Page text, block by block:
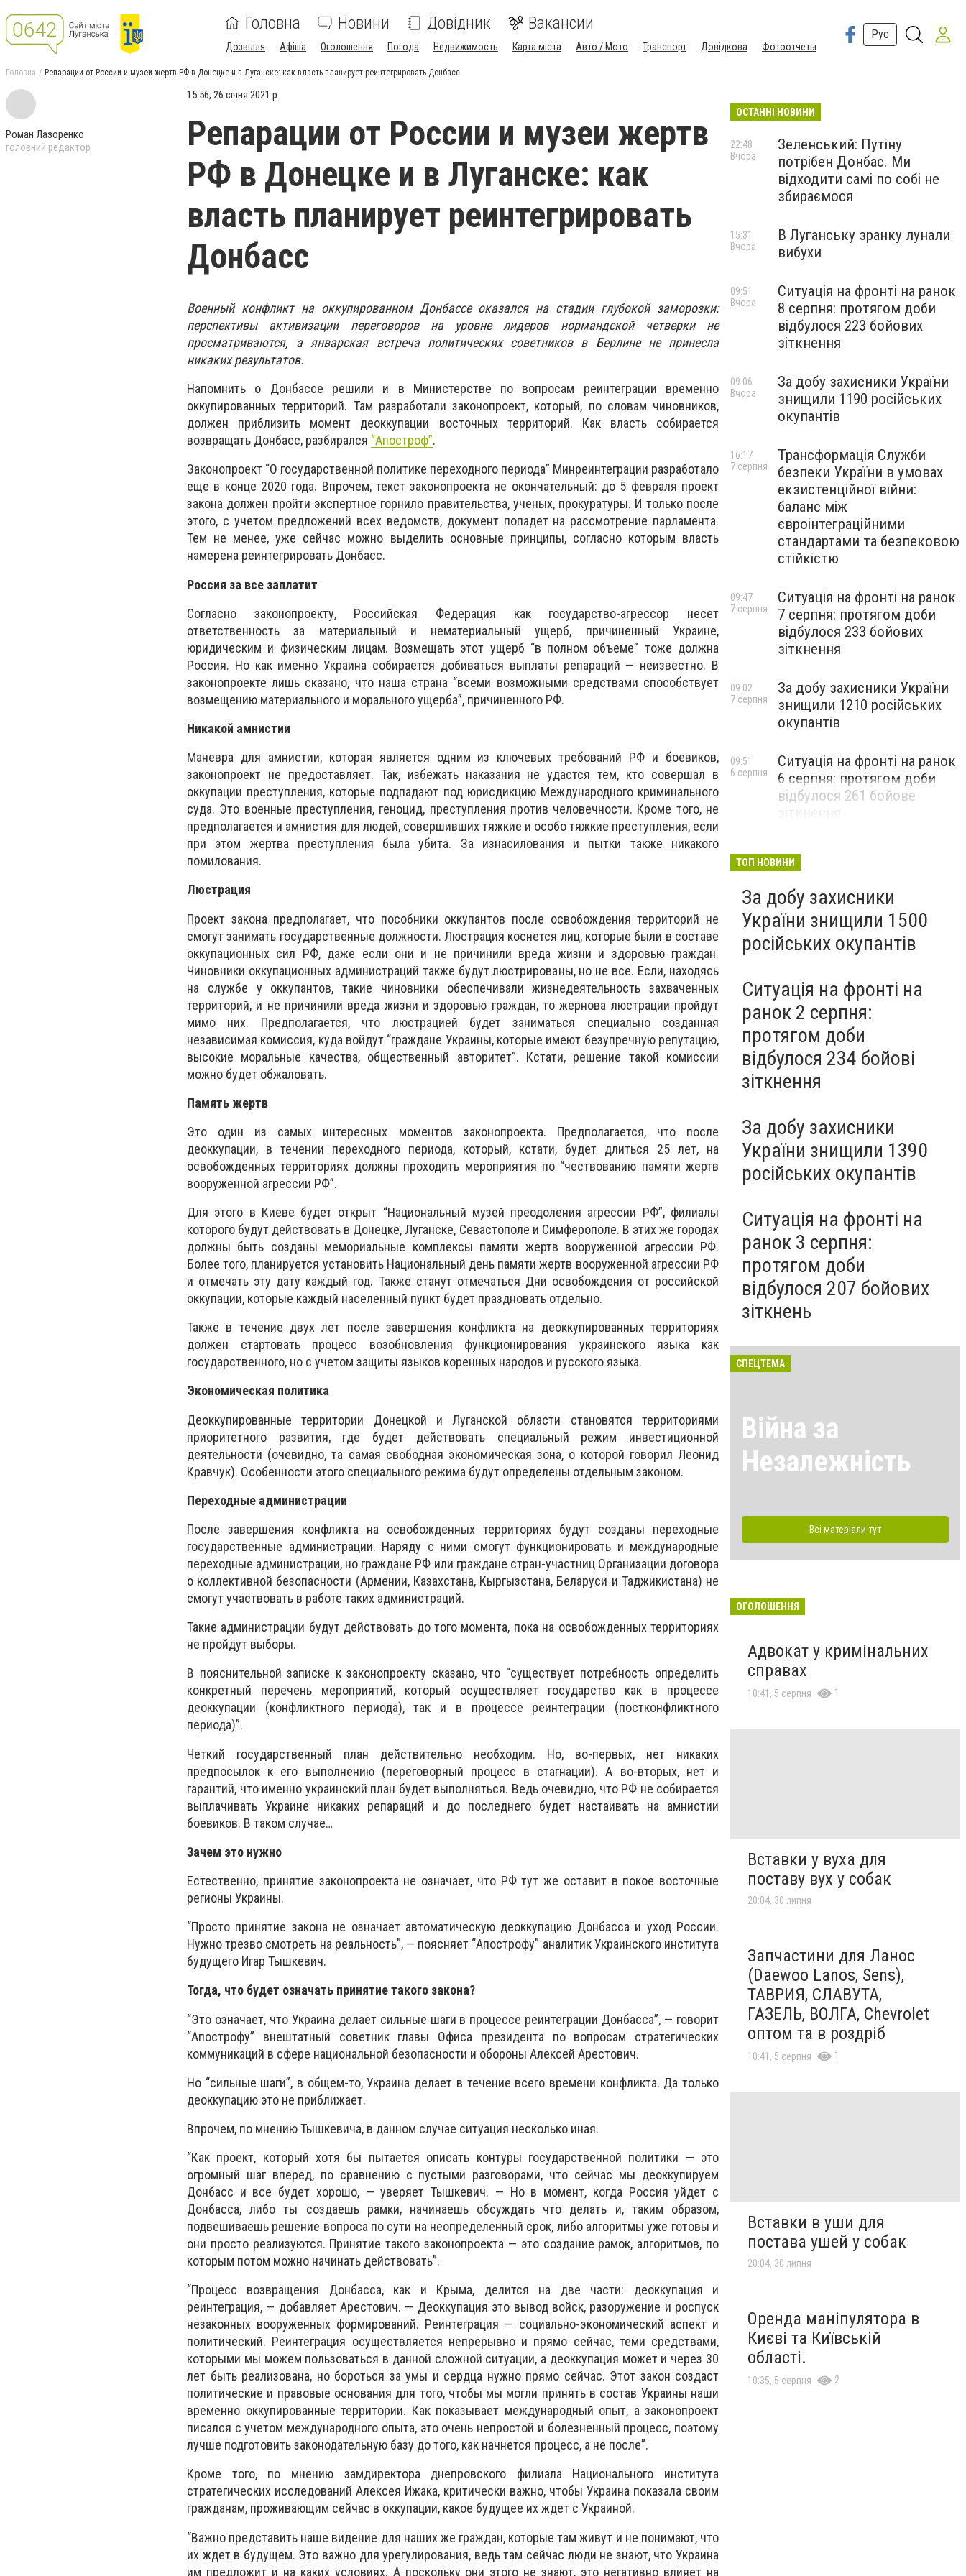
Головна Новини Довідник Вакансии
Дозвілля Афіша Оголошення Погода Недвижимость Карта міста Авто / Мото Транспорт Довідкова Фотоотчеты
Рус
Головна Репарации от России и музеи жертв РФ в Донецке и в Луганске: как власть планирует реинтег­рировать Донбасс
Роман Лазоренко
головний редактор
15:56, 26 січня 2021 р.
Репарации от России и музеи жертв
РФ в Донецке и в Луганске: как
власть планирует реинтег­рировать
Донбасс
Военный конфликт на оккупированном Донбассе оказался на стадии глубокой заморозки:
перспективы активизации переговоров на уровне лидеров нормандской четверки не
просматриваются, а январская встреча политических советников в Берлине не принесла
никаких результатов.
Напомнить о Донбассе решили и в Министерстве по вопросам реинтеграции временно
оккупированных территорий. Там разработали законопроект, который, по словам чиновников,
должен приблизить момент деоккупации восточных территорий. Как власть собирается
возвращать Донбасс, разбирался “Апостроф”.
Законопроект “О государственной политике переходного периода” Минреинтеграции разработало
еще в конце 2020 года. Впрочем, текст законопроекта не окончательный: до 5 февраля проект
закона должен пройти экспертное горнило правительства, ученых, прокуратуры. И только после
этого, с учетом предложений всех ведомств, документ попадет на рассмотрение парламента.
Тем не менее, уже сейчас можно выделить основные принципы, согласно которым власть
намерена реинтегрировать Донбасс.
Россия за все заплатит
Согласно законопроекту, Российская Федерация как государство-агрессор несет
ответственность за материальный и нематериальный ущерб, причиненный Украине,
юридическим и физическим лицам. Возмещать этот ущерб “в полном объеме” тоже должна
Россия. Но как именно Украина собирается добиваться выплаты репараций — неизвестно. В
законопроекте лишь сказано, что наша страна “всеми возможными средствами способствует
возмещению материального и морального ущерба”, причиненного РФ.
Никакой амнистии
Маневра для амнистии, которая является одним из ключевых требований РФ и боевиков,
законопроект не предоставляет. Так, избежать наказания не удастся тем, кто совершал в
оккупации преступления, которые подпадают под юрисдикцию Международного криминального
суда. Это военные преступления, геноцид, преступления против человечности. Кроме того, не
предполагается и амнистия для людей, совершивших тяжкие и особо тяжкие преступления, если
при этом жертва преступления была убита. За изнасилования и пытки также никакого
помилования.
Люстрация
Проект закона предполагает, что пособники оккупантов после освобождения территорий не
смогут занимать государственные должности. Люстрация коснется лиц, которые были в составе
оккупационных сил РФ, даже если они и не причинили вреда жизни и здоровью граждан.
Чиновники оккупационных администраций также будут люстрированы, но не все. Если, находясь
на службе у оккупантов, такие чиновники обеспечивали жизнедеятельность захваченных
территорий, и не причинили вреда жизни и здоровью граждан, то жернова люстрации пройдут
мимо них. Предполагается, что люстрацией будет заниматься специально созданная
независимая комиссия, куда войдут “граждане Украины, которые имеют безупречную репутацию,
высокие моральные качества, общественный авторитет”. Кстати, решение такой комиссии
можно будет обжаловать.
Память жертв
Это один из самых интересных моментов законопроекта. Предполагается, что после
деоккупации, в течении переходного периода, который, кстати, будет длиться 25 лет, на
освобожденных территориях должны проходить мероприятия по “чествованию памяти жертв
вооруженной агрессии РФ”.
Для этого в Киеве будет открыт “Национальный музей преодоления агрессии РФ”, филиалы
которого будут действовать в Донецке, Луганске, Севастополе и Симферополе. В этих же городах
должны быть созданы мемориальные комплексы памяти жертв вооруженной агрессии РФ.
Более того, планируется установить Национальный день памяти жертв вооруженной агрессии РФ
и отмечать эту дату каждый год. Также станут отмечаться Дни освобождения от российской
оккупации, которые каждый населенный пункт будет праздновать отдельно.
Также в течение двух лет после завершения конфликта на деоккупированных территориях
должен стартовать процесс возобновления функционирования украинского языка как
государственного, но с учетом защиты языков коренных народов и русского языка.
Экономическая политика
Деоккупированные территории Донецкой и Луганской области становятся территориями
приоритетного развития, где будет действовать специальный режим инвестиционной
деятельности (очевидно, та самая свободная экономическая зона, о которой говорил Леонид
Кравчук). Особенности этого специального режима будут определены отдельным законом.
Переходные администрации
После завершения конфликта на освобожденных территориях будут созданы переходные
государственные администрации. Наряду с ними смогут функционировать и международные
переходные администрации, но граждане РФ или граждане стран-участниц Организации договора
о коллективной безопасности (Армении, Казахстана, Кыргызстана, Беларуси и Таджикистана) не
смогут участвовать в работе таких администраций.
Такие администрации будут действовать до того момента, пока на освобожденных территориях
не пройдут выборы.
В пояснительной записке к законопроекту сказано, что “существует потребность определить
конкретный перечень мероприятий, который осуществляет государство как в процессе
деоккупации (конфликтного периода), так и в процессе реинтеграции (постконфликтного
периода)”.
Четкий государственный план действительно необходим. Но, во-первых, нет никаких
предпосылок к его выполнению (переговорный процесс в стагнации). А во-вторых, нет и
гарантий, что именно украинский план будет выполняться. Ведь очевидно, что РФ не собирается
выплачивать Украине никаких репараций и до последнего будет настаивать на амнистии
боевиков. В таком случае…
Зачем это нужно
Естественно, принятие законопроекта не означает, что РФ тут же оставит в покое восточные
регионы Украины.
“Просто принятие закона не означает автоматическую деоккупацию Донбасса и уход России.
Нужно трезво смотреть на реальность”, — поясняет “Апострофу” аналитик Украинского института
будущего Игар Тышкевич.
Тогда, что будет означать принятие такого закона?
“Это означает, что Украина делает сильные шаги в процессе реинтеграции Донбасса”, — говорит
“Апострофу” внештатный советник главы Офиса президента по вопросам стратегических
коммуникаций в сфере национальной безопасности и обороны Алексей Арестович.
Но “сильные шаги”, в общем-то, Украина делает в течение всего времени конфликта. Да только
деоккупацию это не приближает.
Впрочем, по мнению Тышкевича, в данном случае ситуация несколько иная.
“Как проект, который хотя бы пытается описать контуры государственной политики — это
огромный шаг вперед, по сравнению с пустыми разговорами, что сейчас мы деоккупируем
Донбасс и все будет хорошо, — уверяет Тышкевич. — Но в момент, когда Россия уйдет с
Донбасса, либо ты создаешь рамки, начинаешь обсуждать что делать и, таким образом,
подвешиваешь решение вопроса по сути на неопределенный срок, либо алгоритмы уже готовы и
они просто реализуются. Принятие такого законопроекта — это создание рамок, алгоритмов, по
которым потом можно начинать действовать”.
“Процесс возвращения Донбасса, как и Крыма, делится на две части: деоккупация и
реинтеграция, — добавляет Арестович. — Деоккупация это вывод войск, разоружение и роспуск
незаконных вооруженных формирований. Реинтеграция — социально-экономический аспект и
политический. Реинтеграция осуществляется непрерывно и прямо сейчас, теми средствами,
которыми мы можем пользоваться в данной сложной ситуации, а деоккупация может и через 30
лет быть реализована, но бороться за умы и сердца нужно прямо сейчас. Этот закон создаст
политические и правовые основания для того, чтобы мы могли принять в состав Украины наши
временно оккупированные территории. Как показывает международный опыт, а законопроект
писался с учетом международного опыта, это очень непростой и болезненный процесс, поэтому
лучше подготовить законодательную базу до того, как начнется процесс, а не после”.
Кроме того, по мнению замдиректора днепровского филиала Национального института
стратегических исследований Алексея Ижака, критически важно, чтобы Украина показала своим
гражданам, проживающим сейчас в оккупации, какое будущее их ждет с Украиной.
“Важно представить наше видение для наших же граждан, которые там живут и не понимают, что
их ждет в будущем. Это важно для урегулирования, ведь там сейчас люди не знают, что Украина
им предложит и на каких условиях. А поскольку они этого не знают, это негативно влияет на
ОСТАННІ НОВИНИ
Зеленський: Путіну
потрібен Донбас. Ми
відходити самі по собі не
збираємося
22:48
Вчора
В Луганську зранку лунали
вибухи
15:31
Вчора
Ситуація на фронті на ранок
8 серпня: протягом доби
відбулося 223 бойових
зіткнення
09:51
Вчора
За добу захисники України
знищили 1190 російських
окупантів
09:06
Вчора
Трансформація Служби
безпеки України в умовах
екзистенційної війни:
баланс між
євроінтеграційними
стандартами та безпековою
стійкістю
16:17
7 серпня
Ситуація на фронті на ранок
7 серпня: протягом доби
відбулося 233 бойових
зіткнення
09:47
7 серпня
За добу захисники України
знищили 1210 російських
окупантів
09:02
7 серпня
Ситуація на фронті на ранок
6 серпня: протягом доби
відбулося 261 бойове
09:51
6 серпня
ТОП НОВИНИ
За добу захисники
України знищили 1500
російських окупантів
Ситуація на фронті на
ранок 2 серпня:
протягом доби
відбулося 234 бойові
зіткнення
За добу захисники
України знищили 1390
російських окупантів
Ситуація на фронті на
ранок 3 серпня:
протягом доби
відбулося 207 бойових
зіткнень
СПЕЦТЕМА
Війна за
Незалежність
Всі матеріали тут
ОГОЛОШЕННЯ
Адвокат у кримінальних
справах
10:41, 5 серпня 1
Вставки у вуха для
поставу вух у собак
20:04, 30 липня
Запчастини для Ланос
(Daewoo Lanos, Sens),
ТАВРИЯ, СЛАВУТА,
ГАЗЕЛЬ, ВОЛГА, Chevrolet
оптом та в роздріб
10:41, 5 серпня 1
Вставки в уши для
постава ушей у собак
20:04, 30 липня
Оренда маніпулятора в
Києві та Київській
області.
10:35, 5 серпня 2